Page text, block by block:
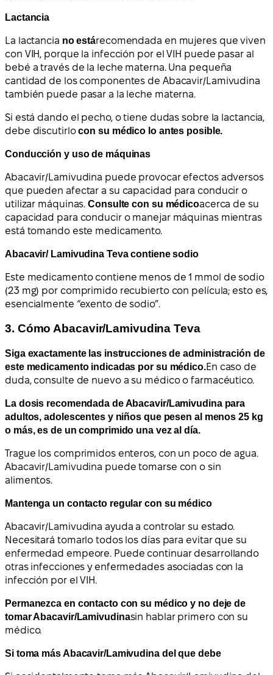
Lactancia
La lactancia no estárecomendada en mujeres que viven
con VIH, porque la infección por el VIH puede pasar al
bebé a través de la leche materna. Una pequeña
cantidad de los componentes de Abacavir/Lamivudina
también puede pasar a la leche materna.
Si está dando el pecho, o tiene dudas sobre la lactancia,
debe discutirlocon su médico lo antes posible.
Conducción y uso de máquinas
Abacavir/Lamivudina puede provocar efectos adversos
que pueden afectar a su capacidad para conducir o
utilizar máquinas.Consulte con su médicoacerca de su
capacidad para conducir o manejar máquinas mientras
está tomando este medicamento.
Abacavir/ Lamivudina Teva contiene sodio
Este medicamento contiene menos de 1 mmol de sodio
(23 mg) por comprimido recubierto con película; esto es,
esencialmente “exento de sodio”.
3. Cómo Abacavir/Lamivudina Teva
Siga exactamente las instrucciones de administración de
este medicamento indicadas por su médico.En caso de
duda, consulte de nuevo a su médico o farmacéutico.
La dosis recomendada de Abacavir/Lamivudina para
adultos, adolescentes y niños que pesen al menos 25 kg
o más, es de un comprimido una vez al día.
Trague los comprimidos enteros, con un poco de agua.
Abacavir/Lamivudina puede tomarse con o sin
alimentos.
Mantenga un contacto regular con su médico
Abacavir/Lamivudina ayuda a controlar su estado.
Necesitará tomarlo todos los días para evitar que su
enfermedad empeore. Puede continuar desarrollando
otras infecciones y enfermedades asociadas con la
infección por el VIH.
Permanezca en contacto con su médico y no deje de
tomar Abacavir/Lamivudinasin hablar primero con su
médico.
Si toma más Abacavir/Lamivudina del que debe